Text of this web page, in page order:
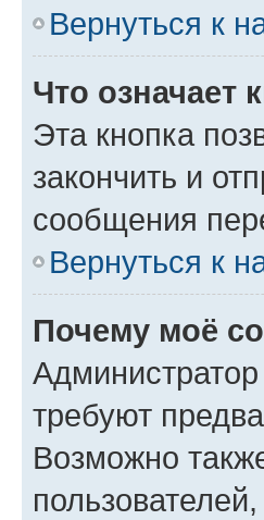
Вернуться к
Что означает
Эта кнопка
закончить и
сообщения
Вернуться к
Почему моё
требуют
Возможно